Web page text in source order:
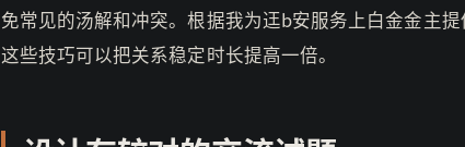
免常见的汤解和冲突。根据我为迋b安服务上白金金主
这些技巧可以把关系稳定时长提高一倍。